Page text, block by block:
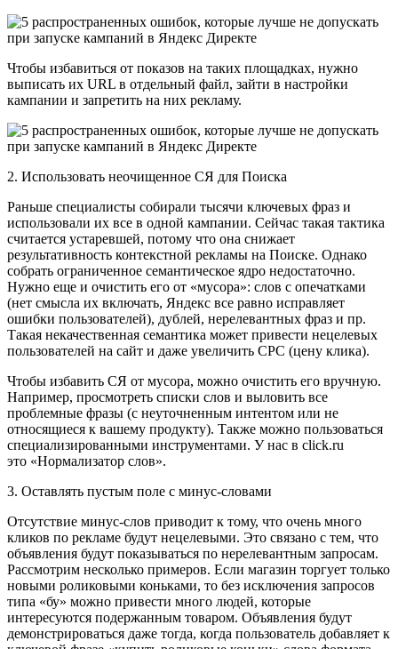
Чтобы избавиться от показов на таких площадках, нужно
выписать их URL в отдельный файл, зайти в настройки
кампании и запретить на них рекламу.
2. Использовать неочищенное СЯ для Поиска
Раньше специалисты собирали тысячи ключевых фраз и
использовали их все в одной кампании. Сейчас такая тактика
считается устаревшей, потому что она снижает
результативность контекстной рекламы на Поиске. Однако
собрать ограниченное семантическое ядро недостаточно.
Нужно еще и очистить его от «мусора»: слов с опечатками
(нет смысла их включать, Яндекс все равно исправляет
ошибки пользователей), дублей, нерелевантных фраз и пр.
Такая некачественная семантика может привести нецелевых
пользователей на сайт и даже увеличить CPC (цену клика).
Чтобы избавить СЯ от мусора, можно очистить его вручную.
Например, просмотреть списки слов и выловить все
проблемные фразы (с неуточненным интентом или не
относящиеся к вашему продукту). Также можно пользоваться
специализированными инструментами. У нас в click.ru
это «Нормализатор слов».
3. Оставлять пустым поле с минус-словами
Отсутствие минус-слов приводит к тому, что очень много
кликов по рекламе будут нецелевыми. Это связано с тем, что
объявления будут показываться по нерелевантным запросам.
Рассмотрим несколько примеров. Если магазин торгует только
новыми роликовыми коньками, то без исключения запросов
типа «бу» можно привести много людей, которые
интересуются подержанным товаром. Объявления будут
демонстрироваться даже тогда, когда пользователь добавляет к